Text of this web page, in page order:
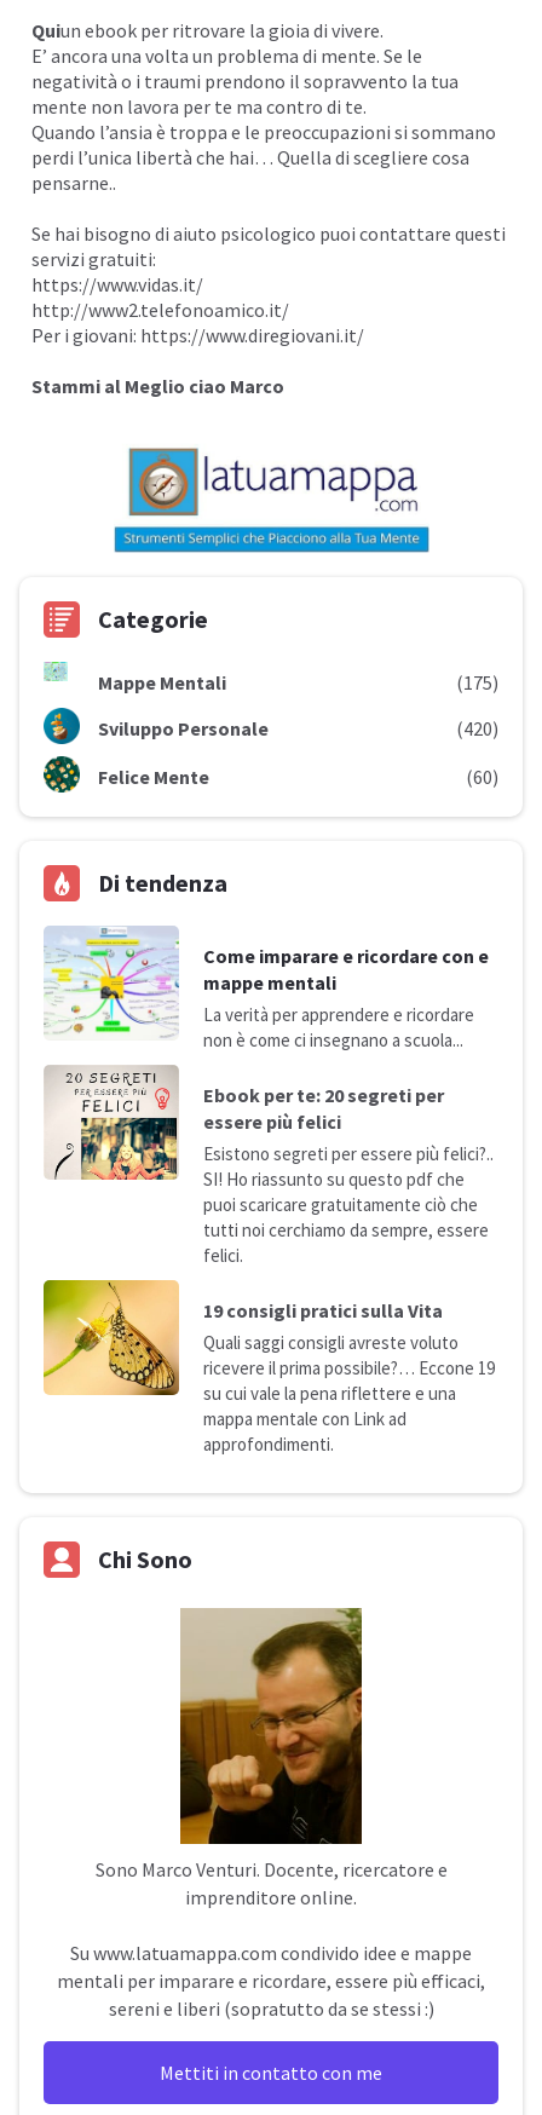
Quiun ebook per ritrovare la gioia di vivere.
E’ ancora una volta un problema di mente. Se le
negatività o i traumi prendono il sopravvento la tua
mente non lavora per te ma contro di te.
Quando l’ansia è troppa e le preoccupazioni si sommano
perdi l’unica libertà che hai… Quella di scegliere cosa
pensarne..
Se hai bisogno di aiuto psicologico puoi contattare questi
servizi gratuiti:
https://www.vidas.it/
http://www2.telefonoamico.it/
Per i giovani: https://www.diregiovani.it/
Stammi al Meglio ciao Marco
Categorie
Mappe Mentali
(175)
Sviluppo Personale
(420)
Felice Mente
(60)
Di tendenza
Come imparare e ricordare con e
mappe mentali
La verità per apprendere e ricordare
non è come ci insegnano a scuola...
Ebook per te: 20 segreti per
essere più felici
Esistono segreti per essere più felici?..
SI! Ho riassunto su questo pdf che
puoi scaricare gratuitamente ciò che
tutti noi cerchiamo da sempre, essere
felici.
19 consigli pratici sulla Vita
Quali saggi consigli avreste voluto
ricevere il prima possibile?… Eccone 19
su cui vale la pena riflettere e una
mappa mentale con Link ad
approfondimenti.
Chi Sono
Sono Marco Venturi. Docente, ricercatore e
imprenditore online.
Su www.latuamappa.com condivido idee e mappe
mentali per imparare e ricordare, essere più efficaci,
sereni e liberi (sopratutto da se stessi :)
Mettiti in contatto con me